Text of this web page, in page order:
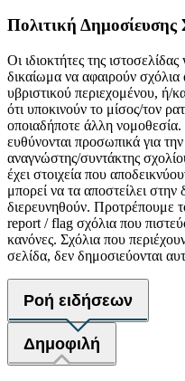
Πολιτική Δημοσίευσης
Οι ιδιοκτήτες της
δικαίωμα να αφαιρούν
υβριστικού περιεχομένου, ή/
ότι υποκινούν το μίσος/τον
οποιαδήποτε άλλη
ευθύνονται προσωπικά για
αναγνώστης/συντάκτης
έχει στοιχεία που
μπορεί να τα αποστείλει στην
διερευνηθούν. Προτρέπουμε
report / flag σχόλια που
κανόνες. Σχόλια που
σελίδα, δεν δημοσιεύονται
Ροή ειδήσεων
Δημοφιλή